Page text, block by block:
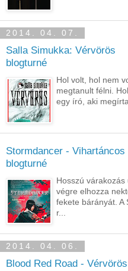
2014. 04. 07.
Salla Simukka: Vérvörös
blogturné
Hol volt, hol nem
megtanult félni.
egy író, aki
Stormdancer - Vihartáncos
blogturné
Hosszú
végre elhozza
fekete bárányát. A
r...
2014. 04. 06.
Blood Red Road -